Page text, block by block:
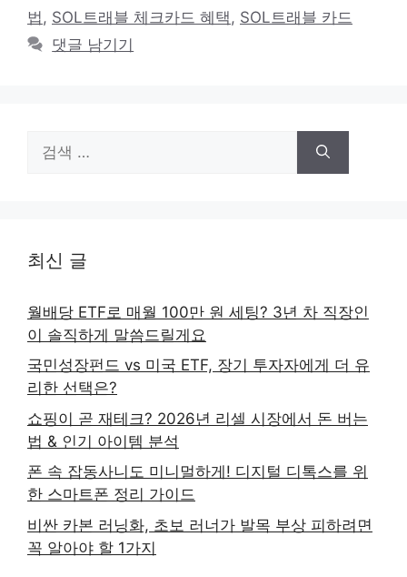
법 , SOL트래블 체크카드 혜택 , SOL트래블 카드
댓글 남기기
색:
최신 글
월배당 ETF로 매월 100만 원 세팅? 3년 차 직장인
이 솔직하게 말씀드릴게요
국민성장펀드 vs 미국 ETF, 장기 투자자에게 더 유
리한 선택은?
쇼핑이 곧 재테크? 2026년 리셀 시장에서 돈 버는
법 & 인기 아이템 분석
폰 속 잡동사니도 미니멀하게! 디지털 디톡스를 위
한 스마트폰 정리 가이드
비싼 카본 러닝화, 초보 러너가 발목 부상 피하려면
꼭 알아야 할 1가지